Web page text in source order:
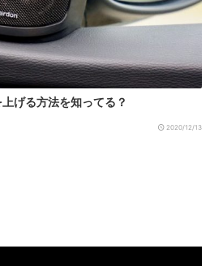
げる方法を知ってる？
2020/12/13